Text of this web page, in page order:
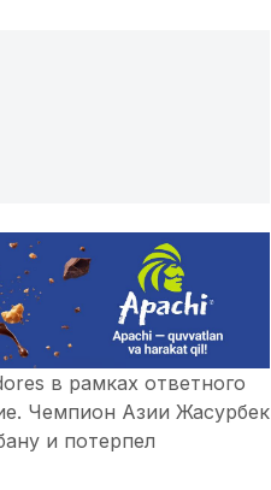
в рамках ответного
Чемпион Азии Жасурбек
и потерпел